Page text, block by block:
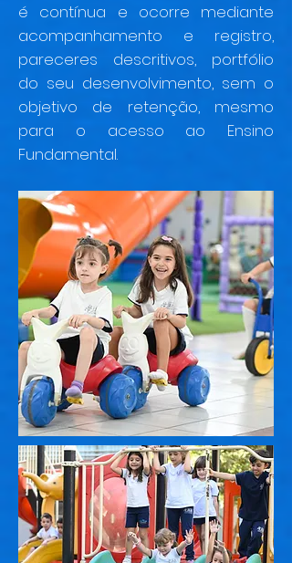
é contínua e ocorre mediante
acompanhamento e registro,
pareceres descritivos, portfólio
do seu desenvolvimento, sem o
objetivo de retenção, mesmo
para o acesso ao Ensino
Fundamental.